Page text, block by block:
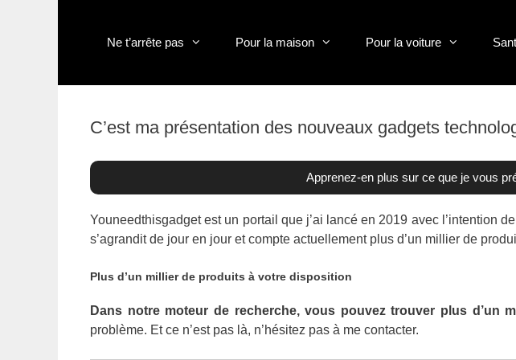
Ne t’arrête pas Pour la maison Pour la voiture
C’est ma présentation des nouveaux gadgets
Apprenez-en plus sur ce que je vous
Youneedthisgadget est un portail que j’ai lancé en 2019 avec l’intention de
s’agrandit de jour en jour et compte actuellement plus d’un millier de
Plus d’un millier de produits à votre disposition
Dans notre moteur de recherche, vous pouvez trouver plus d’un
problème. Et ce n’est pas là, n’hésitez pas à me contacter.